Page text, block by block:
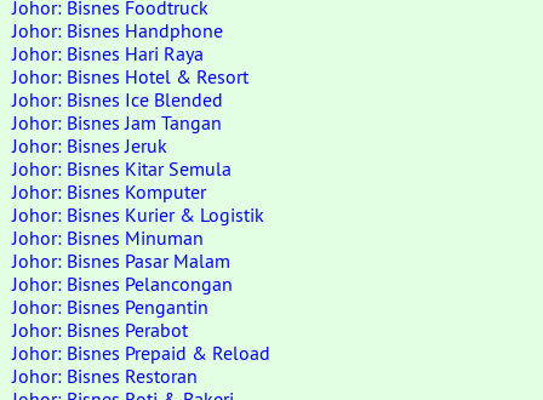
Johor: Bisnes Foodtruck
Johor: Bisnes Handphone
Johor: Bisnes Hari Raya
Johor: Bisnes Hotel & Resort
Johor: Bisnes Ice Blended
Johor: Bisnes Jam Tangan
Johor: Bisnes Jeruk
Johor: Bisnes Kitar Semula
Johor: Bisnes Komputer
Johor: Bisnes Kurier & Logistik
Johor: Bisnes Minuman
Johor: Bisnes Pasar Malam
Johor: Bisnes Pelancongan
Johor: Bisnes Pengantin
Johor: Bisnes Perabot
Johor: Bisnes Prepaid & Reload
Johor: Bisnes Restoran